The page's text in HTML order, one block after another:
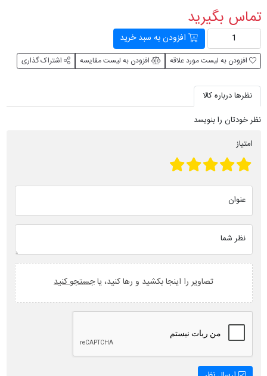
تماس بگیرید
افزودن به سبد خرید
افزودن به لیست مورد علاقه افزودن به لیست مقایسه اشتراک گذاری
نظرها درباره کالا
نظر خودتان را بنویسد
امتیاز
عنوان
نظر شما
تصاویر را اینجا بکشید و رها کنید، یاجستجو کنید